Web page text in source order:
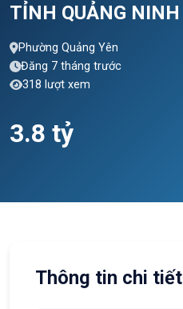
TỈNH QUẢNG NINH
Phường Quảng Yên
Đăng 7 tháng trước
318 lượt xem
3.8 tỷ
Thông tin chi tiết